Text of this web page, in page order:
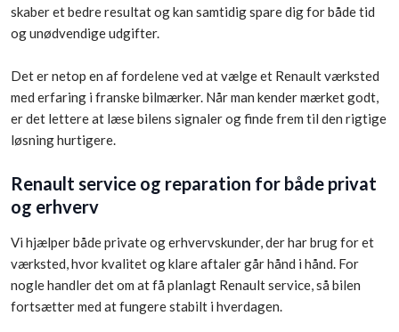
skaber et bedre resultat og kan samtidig spare dig for både tid
og unødvendige udgifter.
Det er netop en af fordelene ved at vælge et Renault værksted
med erfaring i franske bilmærker. Når man kender mærket godt,
er det lettere at læse bilens signaler og finde frem til den rigtige
løsning hurtigere.
Renault service og reparation for både privat
og erhverv
Vi hjælper både private og erhvervskunder, der har brug for et
værksted, hvor kvalitet og klare aftaler går hånd i hånd. For
nogle handler det om at få planlagt Renault service, så bilen
fortsætter med at fungere stabilt i hverdagen.